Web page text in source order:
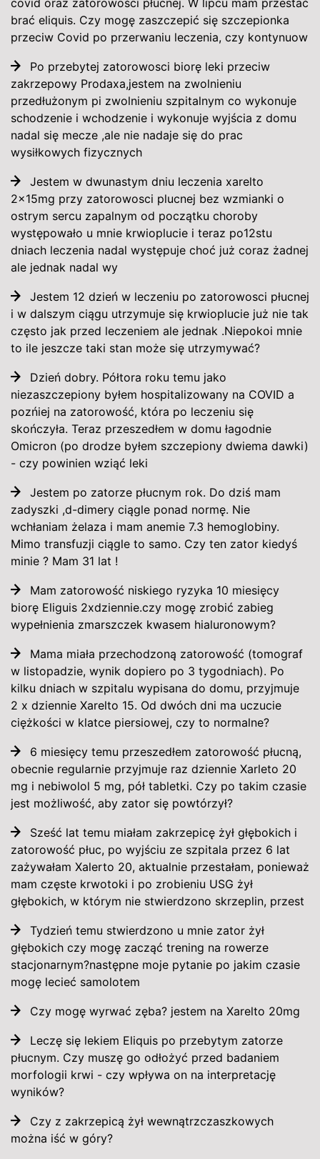
covid oraz zatorowości płucnej. W lipcu mam przestać
brać eliquis. Czy mogę zaszczepić się szczepionka
przeciw Covid po przerwaniu leczenia, czy kontynuow
Po przebytej zatorowosci biorę leki przeciw
zakrzepowy Prodaxa,jestem na zwolnieniu
przedłużonym pi zwolnieniu szpitalnym co wykonuje
schodzenie i wchodzenie i wykonuje wyjścia z domu
nadal się mecze ,ale nie nadaje się do prac
wysiłkowych fizycznych
Jestem w dwunastym dniu leczenia xarelto
2x15mg przy zatorowosci plucnej bez wzmianki o
ostrym sercu zapalnym od początku choroby
występowało u mnie krwioplucie i teraz po12stu
dniach leczenia nadal występuje choć już coraz żadnej
ale jednak nadal wy
Jestem 12 dzień w leczeniu po zatorowosci płucnej
i w dalszym ciągu utrzymuje się krwioplucie już nie tak
często jak przed leczeniem ale jednak .Niepokoi mnie
to ile jeszcze taki stan może się utrzymywać?
Dzień dobry. Półtora roku temu jako
niezaszczepiony byłem hospitalizowany na COVID a
pozńiej na zatorowość, która po leczeniu się
skończyła. Teraz przeszedłem w domu łagodnie
Omicron (po drodze byłem szczepiony dwiema dawki)
- czy powinien wziąć leki
Jestem po zatorze płucnym rok. Do dziś mam
zadyszki ,d-dimery ciągle ponad normę. Nie
wchłaniam żelaza i mam anemie 7.3 hemoglobiny.
Mimo transfuzji ciągle to samo. Czy ten zator kiedyś
minie ? Mam 31 lat !
Mam zatorowość niskiego ryzyka 10 miesięcy
biorę Eliguis 2xdziennie.czy mogę zrobić zabieg
wypełnienia zmarszczek kwasem hialuronowym?
Mama miała przechodzoną zatorowość (tomograf
w listopadzie, wynik dopiero po 3 tygodniach). Po
kilku dniach w szpitalu wypisana do domu, przyjmuje
2 x dziennie Xarelto 15. Od dwóch dni ma uczucie
ciężkości w klatce piersiowej, czy to normalne?
6 miesięcy temu przeszedłem zatorowość płucną,
obecnie regularnie przyjmuje raz dziennie Xarleto 20
mg i nebiwolol 5 mg, pół tabletki. Czy po takim czasie
jest możliwość, aby zator się powtórzył?
Sześć lat temu miałam zakrzepicę żył głębokich i
zatorowość płuc, po wyjściu ze szpitala przez 6 lat
zażywałam Xalerto 20, aktualnie przestałam, ponieważ
mam częste krwotoki i po zrobieniu USG żył
głębokich, w którym nie stwierdzono skrzeplin, przest
Tydzień temu stwierdzono u mnie zator żył
głębokich czy mogę zacząć trening na rowerze
stacjonarnym?następne moje pytanie po jakim czasie
mogę lecieć samolotem
Czy mogę wyrwać zęba? jestem na Xarelto 20mg
Leczę się lekiem Eliquis po przebytym zatorze
płucnym. Czy muszę go odłożyć przed badaniem
morfologii krwi - czy wpływa on na interpretację
wyników?
Czy z zakrzepicą żył wewnątrzczaszkowych
można iść w góry?